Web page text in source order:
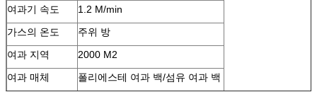
여과기 속도
1.2 M/min
가스의 온도
주위 방
여과 지역
2000 M2
여과 매체
폴리에스테 여과 백/섬유 여과 백